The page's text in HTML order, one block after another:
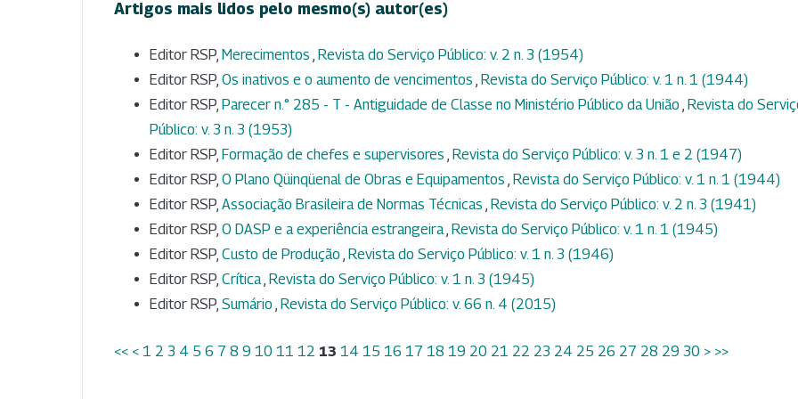
Artigos mais lidos pelo mesmo(s) autor(es)
Editor RSP, Merecimentos Revista do Serviço Público: v. 2 n. 3 (1954)
Editor RSP, Os inativos e o aumento de vencimentos Revista do Serviço Público: v. 1 n. 1 (1944)
Editor RSP, Parecer n.° 285 - T - Antiguidade de Classe no Ministério Público da União Revista do
Público: v. 3 n. 3 (1953)
Editor RSP, Formação de chefes e supervisores Revista do Serviço Público: v. 3 n. 1 e 2 (1947)
Editor RSP, O Plano Qüinqüenal de Obras e Equipamentos Revista do Serviço Público: v. 1 n. 1 (1944)
Editor RSP, Associação Brasileira de Normas Técnicas Revista do Serviço Público: v. 2 n. 3 (1941)
Editor RSP, O DASP e a experiência estrangeira Revista do Serviço Público: v. 1 n. 1 (1945)
Editor RSP, Custo de Produção Revista do Serviço Público: v. 1 n. 3 (1946)
Editor RSP, Crítica Revista do Serviço Público: v. 1 n. 3 (1945)
Editor RSP, Sumário Revista do Serviço Público: v. 66 n. 4 (2015)
<< < 1 2 3 4 5 6 7 8 9 10 11 12 13 14 15 16 17 18 19 20 21 22 23 24 25 26 27 28 29 30 > >>